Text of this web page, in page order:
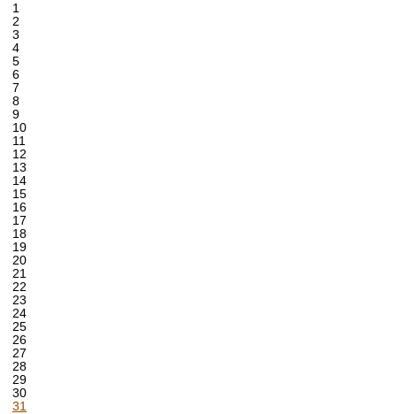
1
2
3
4
5
6
7
8
9
10
11
12
13
14
15
16
17
18
19
20
21
22
23
24
25
26
27
28
29
30
31